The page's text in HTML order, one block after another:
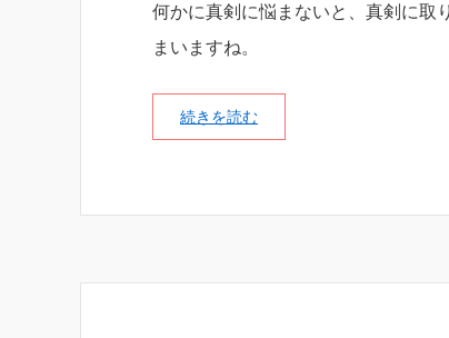
何かに真剣に悩まないと、真剣に取
まいますね。
続きを読む